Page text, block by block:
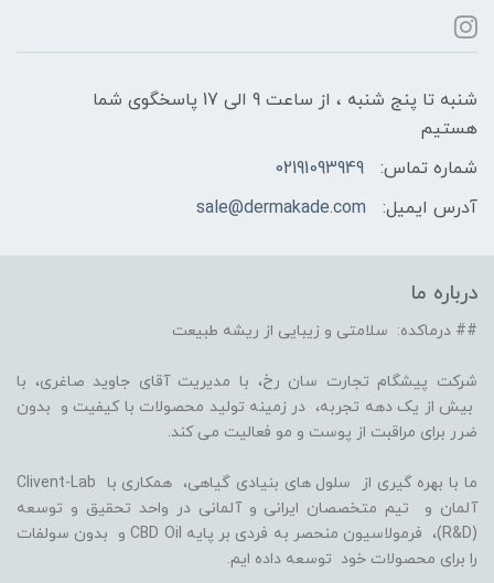
شنبه تا پنج شنبه ، از ساعت 9 الی 17 پاسخگوی شما
هستیم
شماره تماس:
02191093949
آدرس ایمیل:
sale@dermakade.com
درباره ما
## درماکده: سلامتی و زیبایی از ریشه طبیعت
شرکت پیشگام تجارت سان رخ، با مدیریت آقای جاوید صاغری، با
بیش از یک دهه تجربه، در زمینه تولید محصولات با کیفیت و بدون
ضرر برای مراقبت از پوست و مو فعالیت می کند.
ما با بهره گیری از سلول های بنیادی گیاهی، همکاری با Clivent-Lab
آلمان و تیم متخصصان ایرانی و آلمانی در واحد تحقیق و توسعه
(R&D)، فرمولاسیون منحصر به فردی بر پایه CBD Oil و بدون سولفات
را برای محصولات خود توسعه داده ایم.